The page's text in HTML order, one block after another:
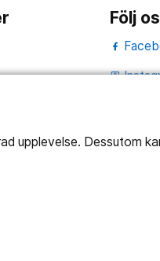
upplevelse. Dessutom
Följ
portrait